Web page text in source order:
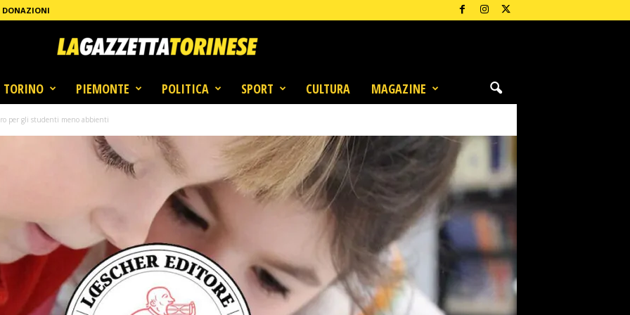
DONAZIONI
TORINO PIEMONTE POLITICA SPORT CULTURA MAGAZINE
per gli studenti meno abbienti